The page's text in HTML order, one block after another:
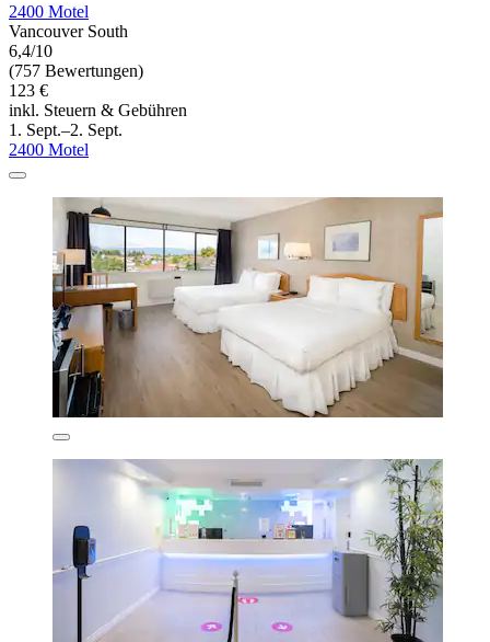
2400 Motel
Vancouver South
6,4/10
(757 Bewertungen)
123 €
inkl. Steuern & Gebühren
1. Sept.–2. Sept.
2400 Motel